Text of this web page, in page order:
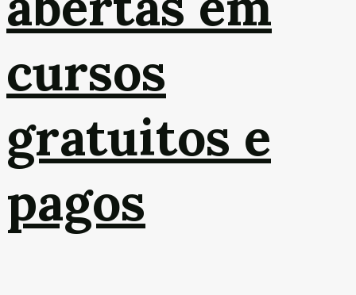
cursos
gratuitos e
pagos